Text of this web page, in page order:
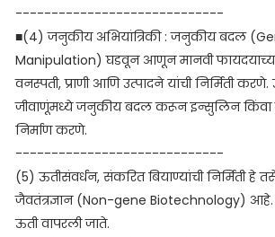
-----------------------------
■(4) जनुकीय अभियांत्रिकी : जनुकीय बदल
Manipulation) घडवून आणून मानवी फायदयाच्या
वनस्पती, प्राणी आणि उत्पादने यांची निर्मिती करणे.
जीवाणूंमध्ये जनुकीय बदल करून इन्सुलिन किंवा
निर्माण करणे.
-----------------------------
(5) ऊतीसंवर्धन, संकरित बियाण्यांची निर्मिती हे
जैवतंत्रज्ञान (Non-gene Biotechnology) आहे.
ऊती वापरली जाते.